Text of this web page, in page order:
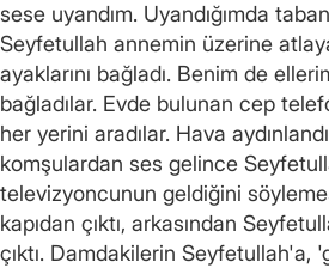
sese uyandım. Uyandığımda
Seyfetullah annemin üzerine
ayaklarını bağladı. Benim de
bağladılar. Evde bulunan cep
her yerini aradılar. Hava
komşulardan ses gelince
televizyoncunun geldiğini
kapıdan çıktı, arkasından
çıktı. Damdakilerin Seyfetullah'a,